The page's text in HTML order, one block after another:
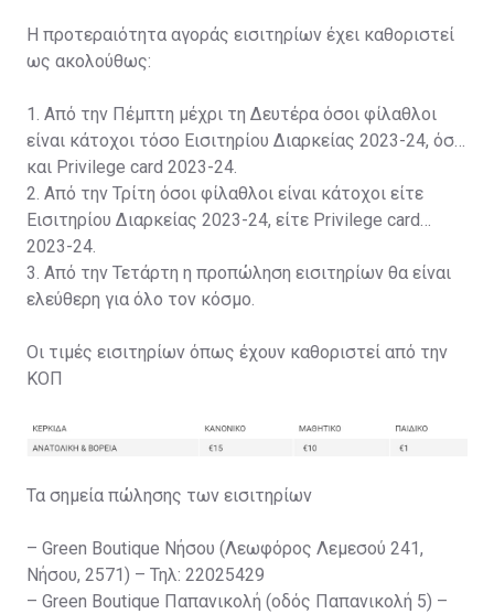
Η προτεραιότητα αγοράς εισιτηρίων έχει καθοριστεί
ως ακολούθως:
1. Από την Πέμπτη μέχρι τη Δευτέρα όσοι φίλαθλοι
είναι κάτοχοι τόσο Εισιτηρίου Διαρκείας 2023-24, όσο
και Privilege card 2023-24.
2. Από την Τρίτη όσοι φίλαθλοι είναι κάτοχοι είτε
Εισιτηρίου Διαρκείας 2023-24, είτε Privilege card
2023-24.
3. Από την Τετάρτη η προπώληση εισιτηρίων θα είναι
ελεύθερη για όλο τον κόσμο.
Οι τιμές εισιτηρίων όπως έχουν καθοριστεί από την
ΚΟΠ
Τα σημεία πώλησης των εισιτηρίων
– Green Boutique Νήσου (Λεωφόρος Λεμεσού 241,
Νήσου, 2571) – Τηλ: 22025429
– Green Boutique Παπανικολή (οδός Παπανικολή 5) –